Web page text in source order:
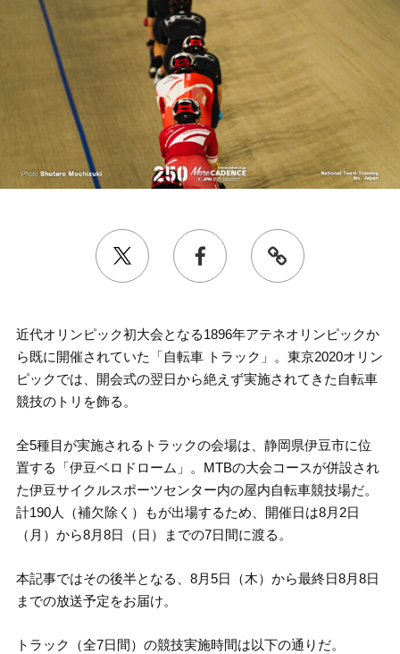
近代オリンピック初大会となる1896年アテネオリンピックか
ら既に開催されていた「自転車 トラック」。東京2020オリン
ピックでは、開会式の翌日から絶えず実施されてきた自転車
競技のトリを飾る。
全5種目が実施されるトラックの会場は、静岡県伊豆市に位
置する「伊豆ベロドローム」。MTBの大会コースが併設され
た伊豆サイクルスポーツセンター内の屋内自転車競技場だ。
計190人（補欠除く）もが出場するため、開催日は8月2日
（月）から8月8日（日）までの7日間に渡る。
本記事ではその後半となる、8月5日（木）から最終日8月8日
までの放送予定をお届け。
トラック（全7日間）の競技実施時間は以下の通りだ。